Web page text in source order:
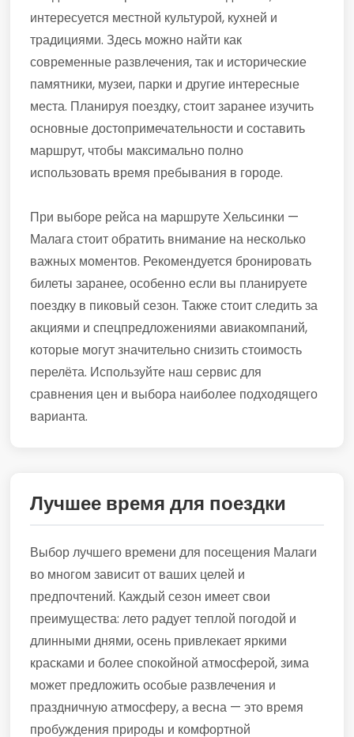
интересуется местной культурой, кухней и
традициями. Здесь можно найти как
современные развлечения, так и исторические
памятники, музеи, парки и другие интересные
места. Планируя поездку, стоит заранее изучить
основные достопримечательности и составить
маршрут, чтобы максимально полно
использовать время пребывания в городе.
При выборе рейса на маршруте Хельсинки —
Малага стоит обратить внимание на несколько
важных моментов. Рекомендуется бронировать
билеты заранее, особенно если вы планируете
поездку в пиковый сезон. Также стоит следить за
акциями и спецпредложениями авиакомпаний,
которые могут значительно снизить стоимость
перелёта. Используйте наш сервис для
сравнения цен и выбора наиболее подходящего
варианта.
Лучшее время для поездки
Выбор лучшего времени для посещения Малаги
во многом зависит от ваших целей и
предпочтений. Каждый сезон имеет свои
преимущества: лето радует теплой погодой и
длинными днями, осень привлекает яркими
красками и более спокойной атмосферой, зима
может предложить особые развлечения и
праздничную атмосферу, а весна — это время
пробуждения природы и комфортной